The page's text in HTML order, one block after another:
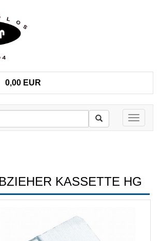
0,00 EUR
Toggle
KASSETTE HG